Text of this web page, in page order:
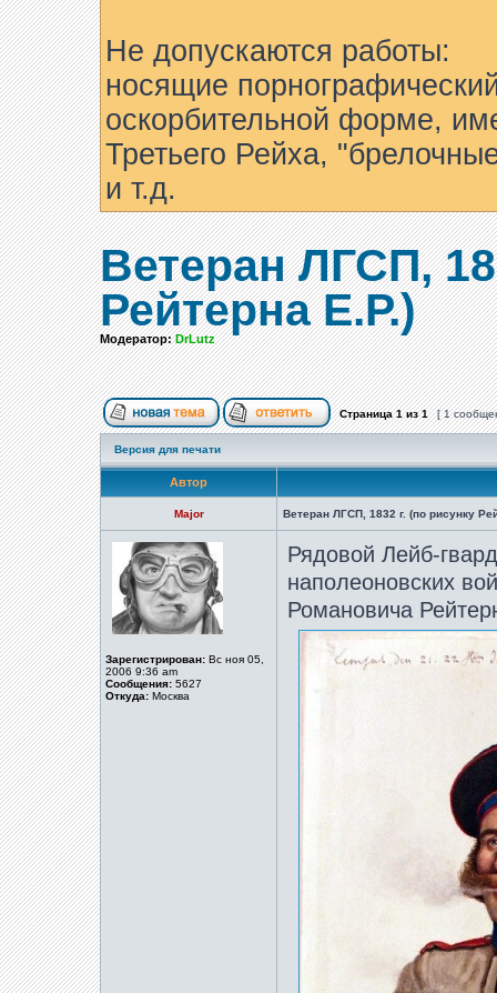
Не допускаются работы:
носящие
оскорбительной форме,
Третьего Рейха,
и т.д.
Ветеран ЛГСП,
Рейтерна Е.Р.)
Модератор:DrLutz
Страница1из1 [ 1
Версия для печати
Автор
Major Ветеран ЛГСП, 1832 г. (по рисунку
Зарегистрирован: Вс ноя 05,
2006 9:36 am
Сообщения: 5627
Откуда: Москва
Рядовой Лейб-
наполеоновских
Романовича